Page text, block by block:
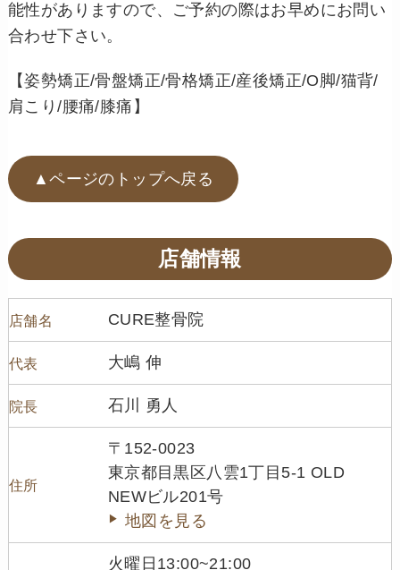
能性がありますので、ご予約の際はお早めにお問い
合わせ下さい。
【姿勢矯正/骨盤矯正/骨格矯正/産後矯正/O脚/猫背/
肩こり/腰痛/膝痛】
▲ページのトップへ戻る
店舗情報
店舗名 CURE整骨院
代表 大嶋 伸
院長 石川 勇人
住所
〒152-0023
東京都目黒区八雲1丁目5-1 OLD
NEWビル201号
地図を見る
火曜日13:00~21:00